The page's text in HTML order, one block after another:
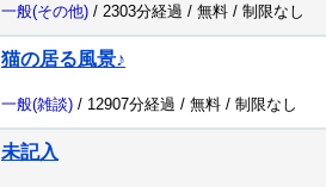
一般(その他) / 2303分経過 / 無料 / 制限なし
猫の居る風景♪
一般(雑談) / 12907分経過 / 無料 / 制限なし
未記入